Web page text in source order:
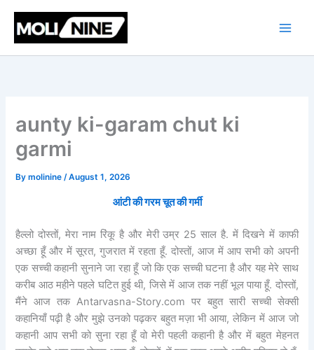
content
aunty ki-garam chut ki
garmi
Bymolinine/August 1, 2026
आंटी की गरम चूत की गर्मी
हैल्लो दोस्तों, मेरा नाम रिंकू है और मेरी उम्र 25 साल है. में दिखने में काफी
अच्छा हूँ और में सूरत, गुजरात में रहता हूँ. दोस्तों, आज में आप सभी को अपनी
एक सच्ची कहानी सुनाने जा रहा हूँ जो कि एक सच्ची घटना है और यह मेरे साथ
करीब आठ महीने पहले घटित हुई थी, जिसे में आज तक नहीं भूल पाया हूँ. दोस्तों,
मैंने आज तक Antarvasna-Story.com पर बहुत सारी सच्ची सेक्सी
कहानियाँ पढ़ी है और मुझे उनको पढ़कर बहुत मज़ा भी आया, लेकिन में आज जो
कहानी आप सभी को सुना रहा हूँ वो मेरी पहली कहानी है और में बहुत मेहनत
a
t
e
s